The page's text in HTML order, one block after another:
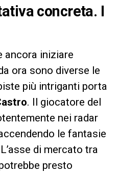
concreta. I
ancora iniziare
ora sono diverse le
più intriganti porta
. Il giocatore del
nei radar
le fantasie
di mercato tra
presto